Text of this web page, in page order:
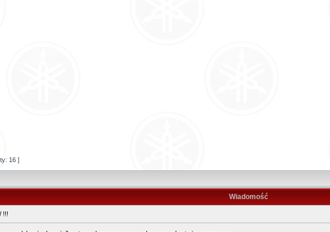
16 ]
Wiadomość
!!!